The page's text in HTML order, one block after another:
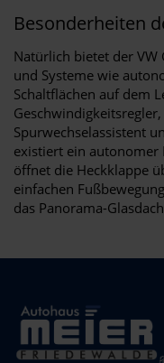
Besonderheiten
Natürlich bietet der VW
und Systeme wie
Schaltflächen auf dem
Spurwechselassistent
existiert ein autonomer
öffnet die Heckklappe
einfachen
das Panorama-